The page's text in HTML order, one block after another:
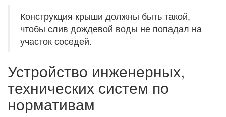
Конструкция крыши должны быть такой,
чтобы слив дождевой воды не попадал на
участок соседей.
Устройство инженерных,
технических систем по
нормативам